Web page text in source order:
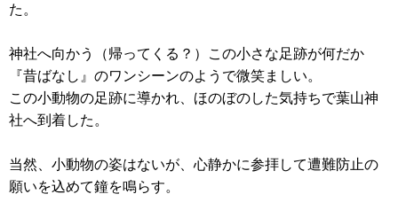
た。
神社へ向かう（帰ってくる？）この小さな足跡が何だか
『昔ばなし』のワンシーンのようで微笑ましい。
この小動物の足跡に導かれ、ほのぼのした気持ちで葉山神
社へ到着した。
当然、小動物の姿はないが、心静かに参拝して遭難防止の
願いを込めて鐘を鳴らす。